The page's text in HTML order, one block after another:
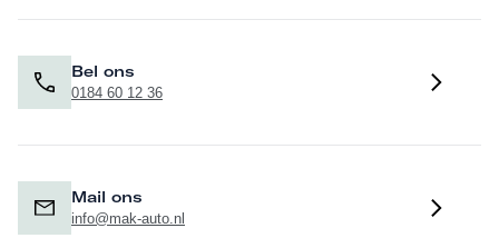
Bel ons
0184 60 12 36
Mail ons
info@mak-auto.nl